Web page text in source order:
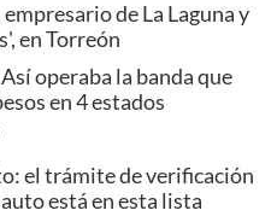
de La Laguna y
en Torreón
operaba la banda que
en 4 estados
el trámite de verificación
está en esta lista